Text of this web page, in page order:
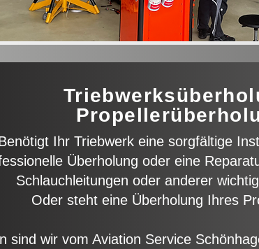
Ihr Triebwerk eine sorgfältige
Überholung oder eine
Schlauchleitungen oder anderer
Oder steht eine Überholung Ihres
sind wir vom Aviation Service